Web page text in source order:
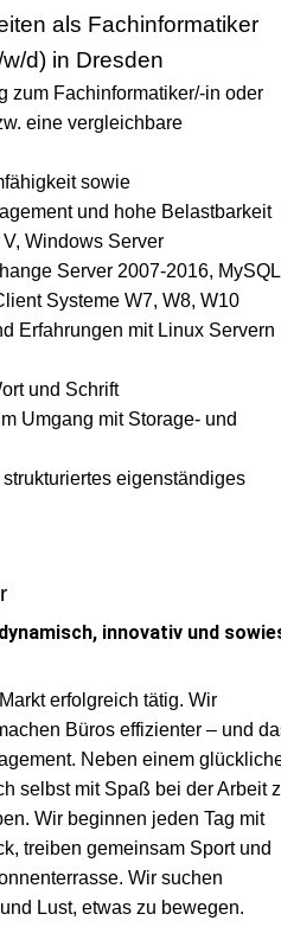
als Fachinformatiker
d) in Dresden
zum Fachinformatiker/-in oder
eine vergleichbare
sowie
und hohe Belastbarkeit
Windows Server
Server 2007-2016, MySQL
Systeme W7, W8, W10
Erfahrungen mit Linux Servern
und Schrift
Umgang mit Storage- und
eigenständiges
innovativ und
erfolgreich tätig. Wir
Büros effizienter – und
Neben einem
selbst mit Spaß bei der Arbeit
Wir beginnen jeden Tag mit
treiben gemeinsam Sport und
Wir suchen
Lust, etwas zu bewegen.